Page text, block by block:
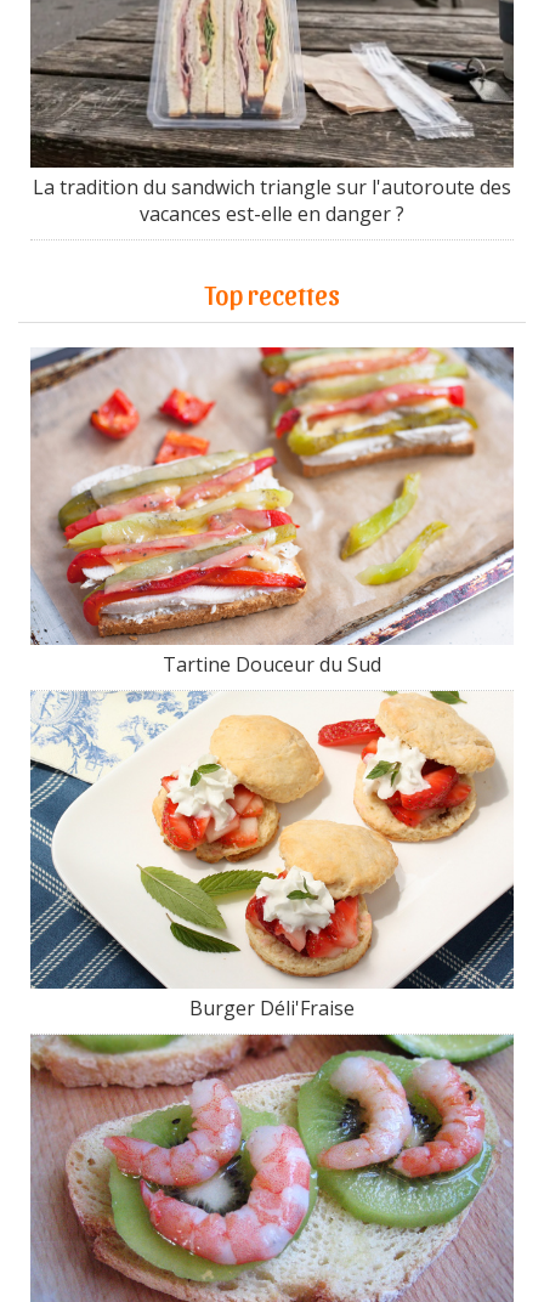
La tradition du sandwich triangle sur l'autoroute des
vacances est-elle en danger ?
Top recettes
Tartine Douceur du Sud
Burger Déli'Fraise